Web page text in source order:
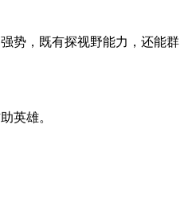
势，既有探视野能力，还能群
英雄。